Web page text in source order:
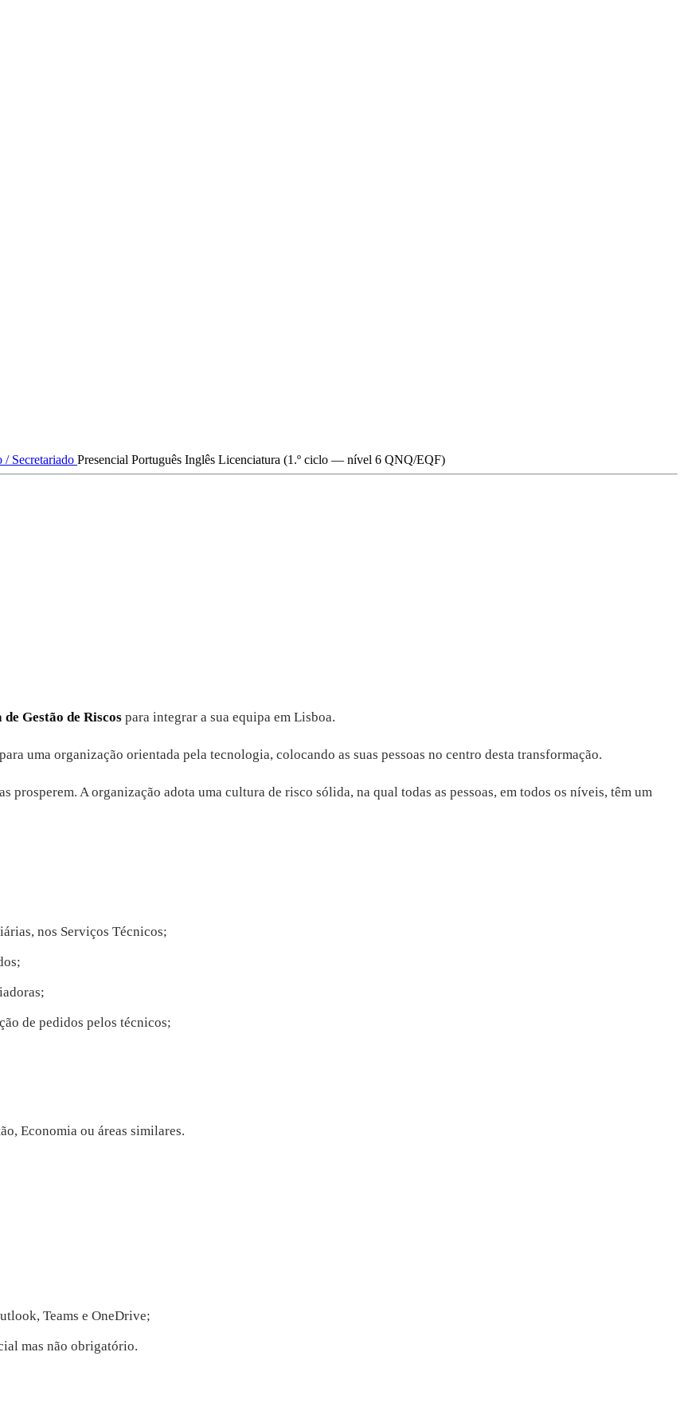
/ Secretariado Presencial Português Inglês Licenciatura (1.º ciclo — nível 6 QNQ/EQF)
Gestão de Riscos para integrar a sua equipa em Lisboa.
uma organização orientada pela tecnologia, colocando as suas pessoas no centro desta transformação.
prosperem. A organização adota uma cultura de risco sólida, na qual todas as pessoas, em todos os níveis, têm um
nos Serviços Técnicos;
de pedidos pelos técnicos;
Economia ou áreas similares.
Teams e OneDrive;
mas não obrigatório.